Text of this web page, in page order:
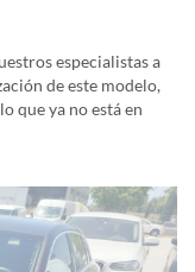
especialistas a
de este modelo,
que ya no está en